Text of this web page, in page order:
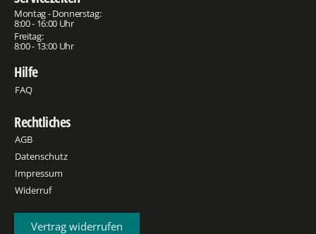
Montag - Donnerstag:
8:00 - 16:00 Uhr
Freitag:
8:00 - 13:00 Uhr
Hilfe
FAQ
Rechtliches
AGB
Datenschutz
Impressum
Widerruf
Vertrag widerrufen